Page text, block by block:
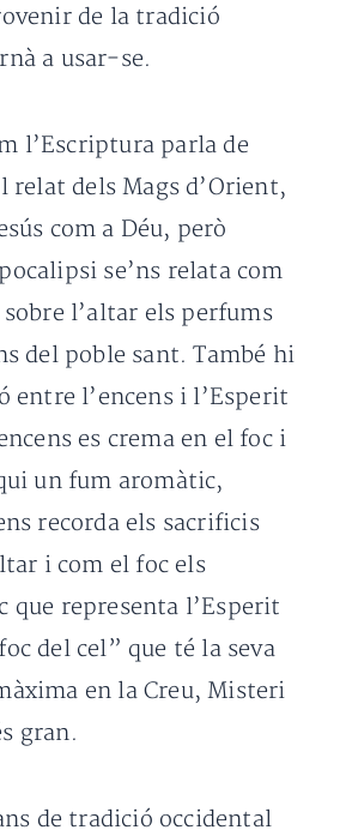
de la tradició
a usar-se.
l’Escriptura parla de
relat dels Mags d’Orient,
com a Déu, però
se’ns relata com
sobre l’altar els perfums
del poble sant. També hi
entre l’encens i l’Esperit
es crema en el foc i
un fum aromàtic,
recorda els sacrificis
i com el foc els
que representa l’Esperit
del cel” que té la seva
en la Creu, Misteri
gran.
de tradició occidental